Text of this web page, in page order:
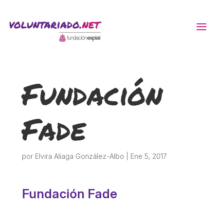
Fundación
Fade
por Elvira Aliaga González-Albo Ene 5, 2017
Fundación Fade
MÓN ESCOLAR
ALBERG CENTRE ESPLAI
FORMACIÓ
CASES DE COLÒNIES